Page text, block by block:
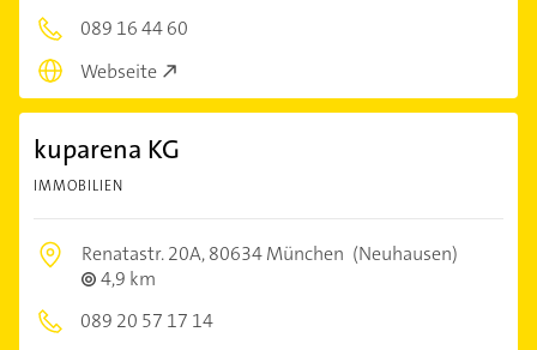
089 16 44 60
Webseite
kuparena KG
IMMOBILIEN
Renatastr. 20A,80634 München (Neuhausen)
4,9 km
089 20 57 17 14